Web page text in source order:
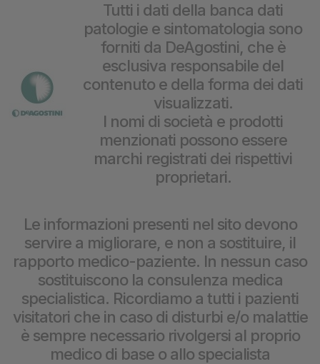
Tutti i dati della banca dati
patologie e sintomatologia sono
forniti da DeAgostini, che è
esclusiva responsabile del
contenuto e della forma dei dati
visualizzati.
I nomi di società e prodotti
menzionati possono essere
marchi registrati dei rispettivi
proprietari.
Le informazioni presenti nel sito devono
servire a migliorare, e non a sostituire, il
rapporto medico-paziente. In nessun caso
sostituiscono la consulenza medica
specialistica. Ricordiamo a tutti i pazienti
visitatori che in caso di disturbi e/o malattie
è sempre necessario rivolgersi al proprio
medico di base o allo specialista